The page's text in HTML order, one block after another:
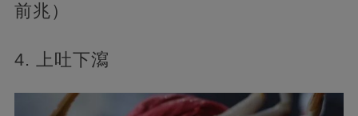
前兆）
4. 上吐下瀉